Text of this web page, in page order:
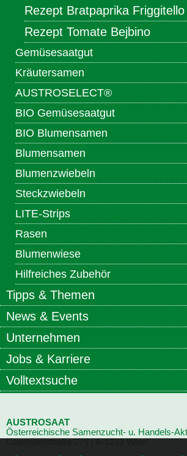
Rezept Bratpaprika Friggitello
Rezept Tomate Bejbino
Gemüsesaatgut
Kräutersamen
AUSTROSELECT®
BIO Gemüsesaatgut
BIO Blumensamen
Blumensamen
Blumenzwiebeln
Steckzwiebeln
LITE-Strips
Rasen
Blumenwiese
Hilfreiches Zubehör
Tipps & Themen
News & Events
Unternehmen
Jobs & Karriere
Volltextsuche
AUSTROSAAT
Österreichische Samenzucht- u. Handels-